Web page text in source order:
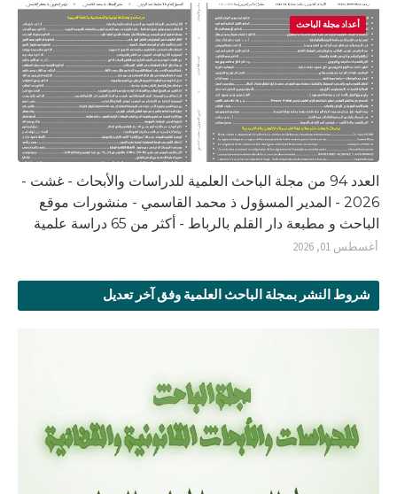
أعداد مجلة الباحث
العدد 94 من مجلة الباحث العلمية للدراسات والأبحاث - غشت -
2026 - المدير المسؤول ذ محمد القاسمي - منشورات موقع
الباحث و مطبعة دار القلم بالرباط - أكثر من 65 دراسة علمية
أغسطس 01, 2026
شروط النشر بمجلة الباحث العلمية وفق آخر تعديل